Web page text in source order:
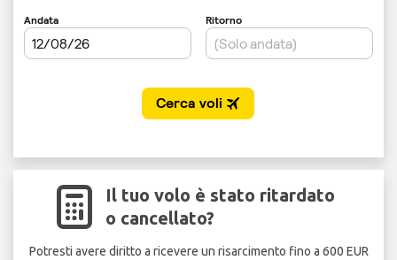
Il tuo volo è stato ritardato
o cancellato?
Potresti avere diritto a ricevere un risarcimento fino a 600 EUR